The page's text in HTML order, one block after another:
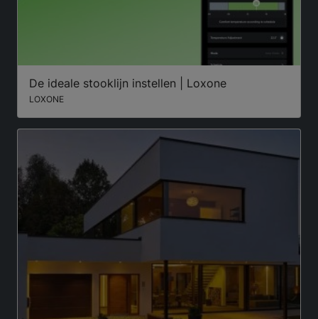
De ideale stooklijn instellen | Loxone
LOXONE